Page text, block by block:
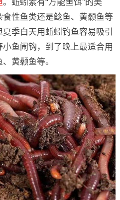
。蚯蚓素有“万能鱼饵”的美
性鱼类还是鲶鱼、黄颡鱼等
季白天用蚯蚓钓鱼容易吸引
鱼闹钩，到了晚上最适合用
黄颡鱼等。